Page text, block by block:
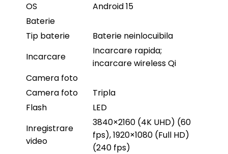
OS
Android 15
Baterie
Tip baterie
Baterie neinlocuibila
Incarcare
Incarcare rapida;
incarcare wireless Qi
Camera foto
Camera foto
Tripla
Flash
LED
Inregistrare
video
3840×2160 (4K UHD) (60
fps), 1920×1080 (Full HD)
(240 fps)